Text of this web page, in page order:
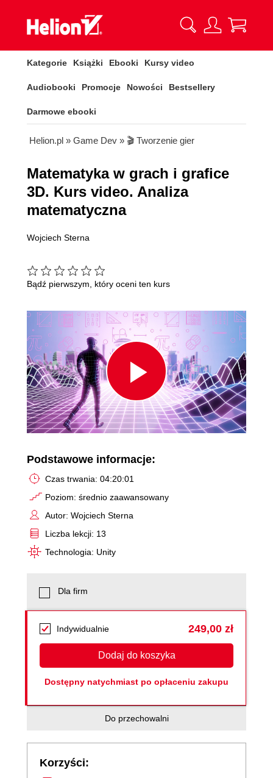
Kategorie Książki Ebooki Kursy video
Audiobooki Promocje Nowości Bestsellery
Darmowe ebooki
Helion.pl » Game Dev » 🎬 Tworzenie gier
Matematyka w grach i grafice
3D. Kurs video. Analiza
matematyczna
Wojciech Sterna
Bądź pierwszym, który oceni ten kurs
Play
Video
Podstawowe informacje:
Czas trwania: 04:20:01
Poziom: średnio zaawansowany
Autor: Wojciech Sterna
Liczba lekcji: 13
Technologia: Unity
Dla firm
Indywidualnie 249,00 zł
Dodaj do koszyka
Dostępny natychmiast po opłaceniu zakupu
Do przechowalni
Korzyści: